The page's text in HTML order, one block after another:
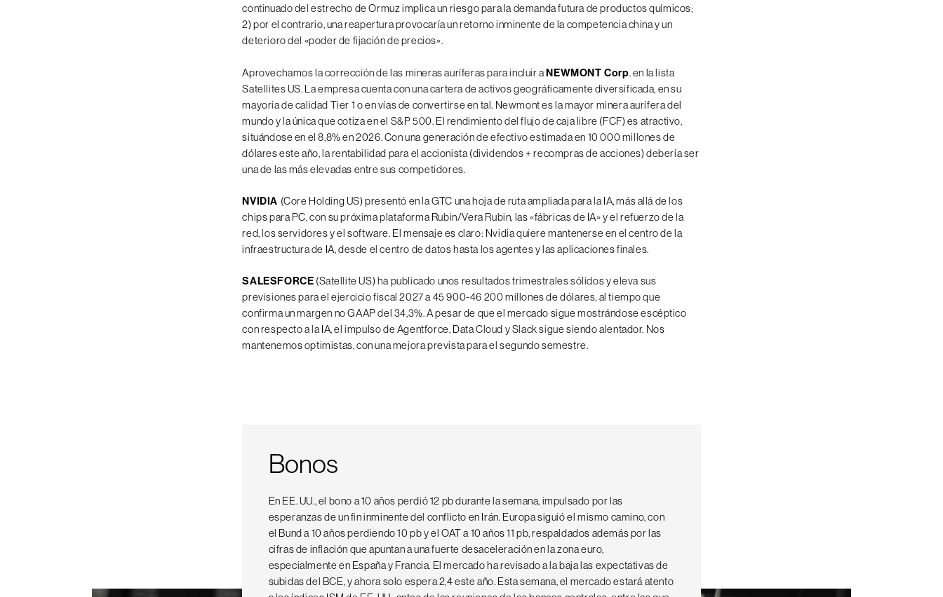
continuado del estrecho de Ormuz implica un riesgo para la demanda futura de productos químicos;
2) por el contrario, una reapertura provocaría un retorno inminente de la competencia china y un
deterioro del «poder de fijación de precios».
Aprovechamos la corrección de las mineras auríferas para incluir aNEWMONT Corp. en la lista
Satellites US. La empresa cuenta con una cartera de activos geográficamente diversificada, en su
mayoría de calidad Tier 1 o en vías de convertirse en tal. Newmont es la mayor minera aurífera del
mundo y la única que cotiza en el S&P 500. El rendimiento del flujo de caja libre (FCF) es atractivo,
situándose en el 8,8% en 2026. Con una generación de efectivo estimada en 10 000 millones de
dólares este año, la rentabilidad para el accionista (dividendos + recompras de acciones) debería ser
una de las más elevadas entre sus competidores.
NVIDIA (Core Holding US) presentó en la GTC una hoja de ruta ampliada para la IA, más allá de los
chips para PC, con su próxima plataforma Rubin/Vera Rubin, las «fábricas de IA» y el refuerzo de la
red, los servidores y el software. El mensaje es claro: Nvidia quiere mantenerse en el centro de la
infraestructura de IA, desde el centro de datos hasta los agentes y las aplicaciones finales.
SALESFORCE (Satellite US) ha publicado unos resultados trimestrales sólidos y eleva sus
previsiones para el ejercicio fiscal 2027 a 45 900-46 200 millones de dólares, al tiempo que
confirma un margen no GAAP del 34,3%. A pesar de que el mercado sigue mostrándose escéptico
con respecto a la IA, el impulso de Agentforce, Data Cloud y Slack sigue siendo alentador. Nos
mantenemos optimistas, con una mejora prevista para el segundo semestre.
Bonos
En EE. UU., el bono a 10 años perdió 12 pb durante la semana, impulsado por las
esperanzas de un fin inminente del conflicto en Irán. Europa siguió el mismo camino, con
el Bund a 10 años perdiendo 10 pb y el OAT a 10 años 11 pb, respaldados además por las
cifras de inflación que apuntan a una fuerte desaceleración en la zona euro,
especialmente en España y Francia. El mercado ha revisado a la baja las expectativas de
subidas del BCE, y ahora solo espera 2,4 este año. Esta semana, el mercado estará atento